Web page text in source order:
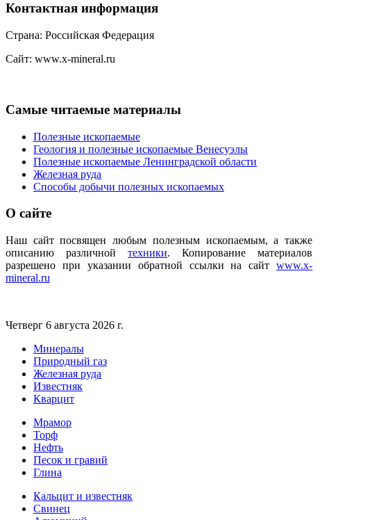
Контактная информация
Страна: Российская Федерация
Сайт: www.x-mineral.ru
Самые читаемые материалы
Полезные ископаемые
Геология и полезные ископаемые Венесуэлы
Полезные ископаемые Ленинградской области
Железная руда
Способы добычи полезных ископаемых
О сайте
Наш сайт посвящен любым полезным ископаемым, а также
описанию различнойтехники.Копирование материалов
разрешено при указании обратной ссылки на сайтwww.x-
mineral.ru
Четверг 6 августа 2026 г.
Минералы
Природный газ
Железная руда
Известняк
Кварцит
Мрамор
Торф
Нефть
Песок и гравий
Глина
Кальцит и известняк
Свинец